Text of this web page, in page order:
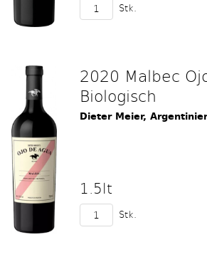
Stk.
2020 Malbec
Biologisch
Dieter Meier,
1.5lt
Stk.